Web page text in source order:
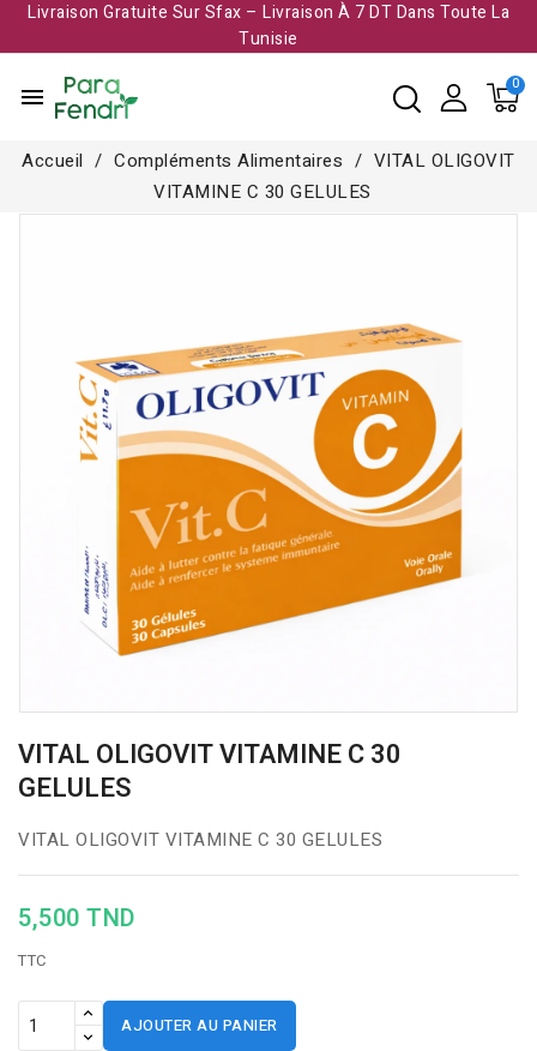
Livraison Gratuite Sur Sfax – Livraison À 7 DT Dans Toute La
Tunisie​
menu
Accueil Compléments Alimentaires
VITAL OLIGOVIT
VITAMINE C 30 GELULES
VITAL OLIGOVIT VITAMINE C 30
GELULES
VITAL OLIGOVIT VITAMINE C 30 GELULES
5,500 TND
TTC
AJOUTER AU PANIER